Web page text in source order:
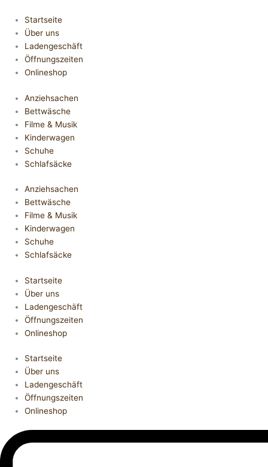
Startseite
Über uns
Ladengeschäft
Öffnungszeiten
Onlineshop
Anziehsachen
Bettwäsche
Filme & Musik
Kinderwagen
Schuhe
Schlafsäcke
Anziehsachen
Bettwäsche
Filme & Musik
Kinderwagen
Schuhe
Schlafsäcke
Startseite
Über uns
Ladengeschäft
Öffnungszeiten
Onlineshop
Startseite
Über uns
Ladengeschäft
Öffnungszeiten
Onlineshop